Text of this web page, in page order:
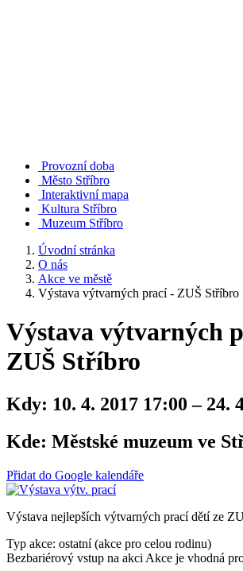
Provozní doba
Město Stříbro
Interaktivní mapa
Kultura Stříbro
Muzeum Stříbro
Úvodní stránka
O nás
Akce ve městě
Výstava výtvarných prací - ZUŠ Stříbro
Výstava výtvarných
ZUŠ Stříbro
Kdy: 10. 4. 2017 17:00 – 24.
Kde: Městské muzeum ve
Přidat do Google kalendáře
Výstava nejlepších výtvarných prací dětí ze
Typ akce: ostatní (akce pro celou rodinu)
Bezbariérový vstup na akci Akce je vhodná